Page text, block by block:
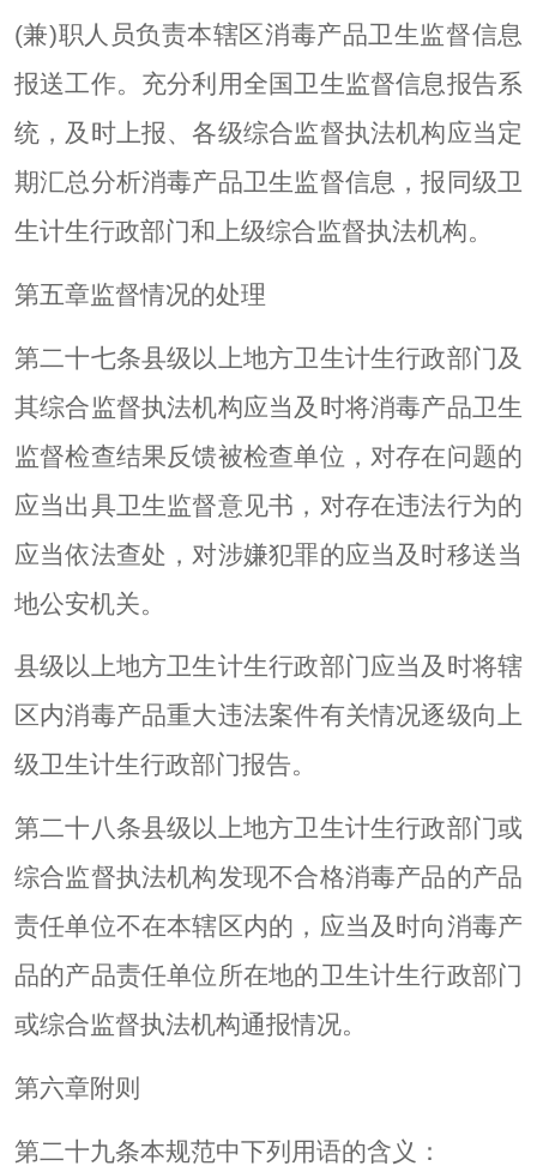
(兼)职人员负责本辖区消毒产品卫生监督信息
报送工作。充分利用全国卫生监督信息报告系
统，及时上报、各级综合监督执法机构应当定
期汇总分析消毒产品卫生监督信息，报同级卫
生计生行政部门和上级综合监督执法机构。
第五章监督情况的处理
第二十七条县级以上地方卫生计生行政部门及
其综合监督执法机构应当及时将消毒产品卫生
监督检查结果反馈被检查单位，对存在问题的
应当出具卫生监督意见书，对存在违法行为的
应当依法查处，对涉嫌犯罪的应当及时移送当
地公安机关。
县级以上地方卫生计生行政部门应当及时将辖
区内消毒产品重大违法案件有关情况逐级向上
级卫生计生行政部门报告。
第二十八条县级以上地方卫生计生行政部门或
综合监督执法机构发现不合格消毒产品的产品
责任单位不在本辖区内的，应当及时向消毒产
品的产品责任单位所在地的卫生计生行政部门
或综合监督执法机构通报情况。
第六章附则
第二十九条本规范中下列用语的含义：